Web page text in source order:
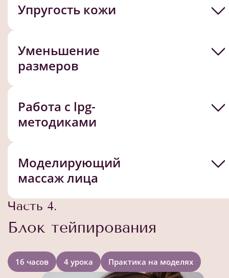
Упругость кожи
Уменьшение
размеров
Работа с lpg-
методиками
Моделирующий
массаж лица
Часть 4.
Блок тейпирования
16 часов 4 урока Практика на моделях